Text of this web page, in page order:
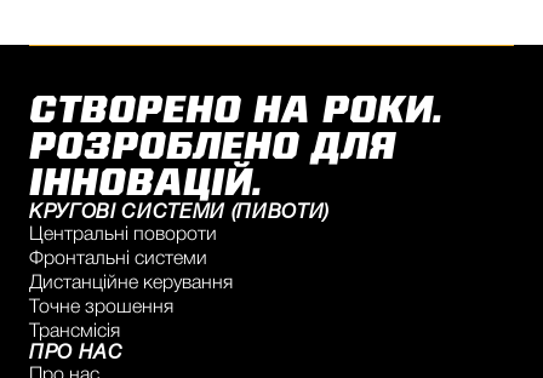
СТВОРЕНО НА РОКИ.
РОЗРОБЛЕНО ДЛЯ
ІННОВАЦІЙ.
КРУГОВІ СИСТЕМИ (ПИВОТИ)
Центральні повороти
Фронтальні системи
Дистанційне керування
Точне зрошення
Трансмісія
ПРО НАС